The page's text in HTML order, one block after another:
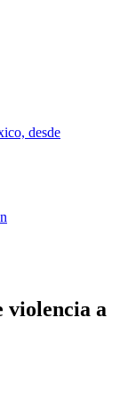
desde
violencia a